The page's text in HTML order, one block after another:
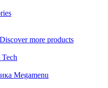
Discover more products
Tech
Megamenu